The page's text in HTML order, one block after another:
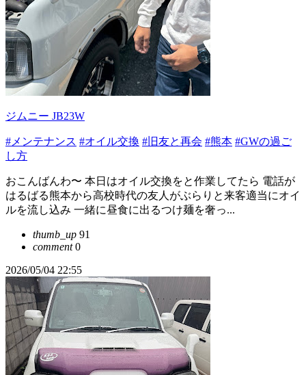
ジムニー JB23W
#メンテナンス #オイル交換 #旧友と再会 #熊本 #GWの過ご
し方
おこんばんわ〜 本日はオイル交換をと作業してたら 電話が
はるばる熊本から高校時代の友人がぶらりと来客適当にオイ
ルを流し込み 一緒に昼食に出るつけ麺を奢っ...
thumb_up 91
comment0
2026/05/04 22:55